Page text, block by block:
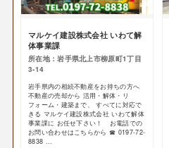
マルケイ建設株式会社 いわて解
体事業課
所在地：岩手県北上市柳原町1丁目
3-14
岩手県内の相続不動産をお持ちの方へ
不動産の売却から 活用・解体・リ
フォーム・建築まで、 すべてに対応で
きる マルケイ建設株式会社 いわて解体
事業課に お任せ下さい！ お電話での
お問い合わせはこちらから ☎ 0197-72-
8838 ...